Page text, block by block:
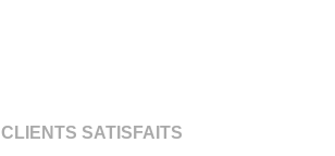
CLIENTS SATISFAITS